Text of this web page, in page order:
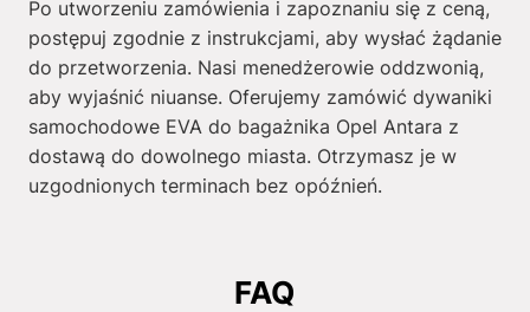
Po utworzeniu zamówienia i zapoznaniu się z ceną,
postępuj zgodnie z instrukcjami, aby wysłać żądanie
do przetworzenia. Nasi menedżerowie oddzwonią,
aby wyjaśnić niuanse. Oferujemy zamówić dywaniki
samochodowe EVA do bagażnika Opel Antara z
dostawą do dowolnego miasta. Otrzymasz je w
uzgodnionych terminach bez opóźnień.
FAQ